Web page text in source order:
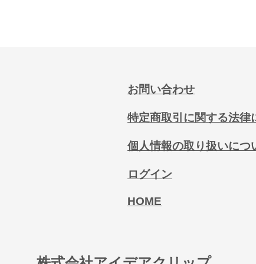
お問い合わせ
特定商取引に関する法律
個人情報の取り扱いにつ
ログイン
HOME